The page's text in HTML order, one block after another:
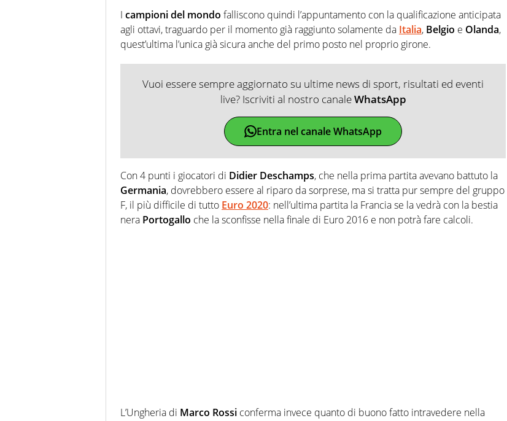
I campioni del mondo falliscono quindi l’appuntamento con la qualificazione anticipata
agli ottavi, traguardo per il momento già raggiunto solamente da Italia, Belgio e Olanda,
quest’ultima l’unica già sicura anche del primo posto nel proprio girone.
Vuoi essere sempre aggiornato su ultime news di sport, risultati ed eventi
live? Iscriviti al nostro canaleWhatsApp
Entra nel canale WhatsApp
Con 4 punti i giocatori di Didier Deschamps, che nella prima partita avevano battuto la
Germania, dovrebbero essere al riparo da sorprese, ma si tratta pur sempre del gruppo
F, il più difficile di tutto Euro 2020: nell’ultima partita la Francia se la vedrà con la bestia
nera Portogallo che la sconfisse nella finale di Euro 2016 e non potrà fare calcoli.
L’Ungheria di Marco Rossi conferma invece quanto di buono fatto intravedere nella